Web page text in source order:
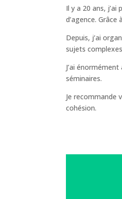
Il y a 20 ans,
d’agence.
Depuis, j’ai
sujets
J’ai
séminaires.
Je recommande
cohésion.